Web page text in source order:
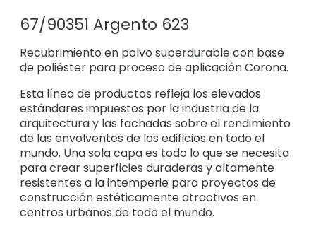
67/90351 Argento 623
Recubrimiento en polvo superdurable con base
de poliéster para proceso de aplicación Corona.
Esta línea de productos refleja los elevados
estándares impuestos por la industria de la
arquitectura y las fachadas sobre el rendimiento
de las envolventes de los edificios en todo el
mundo. Una sola capa es todo lo que se necesita
para crear superficies duraderas y altamente
resistentes a la intemperie para proyectos de
construcción estéticamente atractivos en
centros urbanos de todo el mundo.